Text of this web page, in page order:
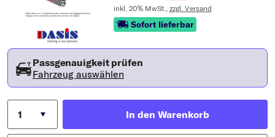
inkl. 20% MwSt., zzgl. Versand
Sofort lieferbar
Passgenauigkeit prüfen
Fahrzeug auswählen
In den Warenkorb